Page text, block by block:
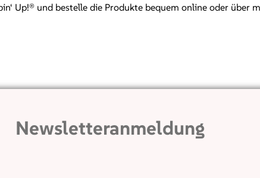
Up!® und bestelle die Produkte bequem online oder über
Newsletteranmeldung